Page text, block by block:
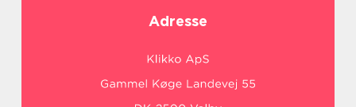
Adresse